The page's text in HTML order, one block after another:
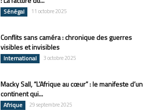
Sénégal 11 octobre 2025
Conflits sans caméra : chronique des guerres
visibles et invisibles
International 3 octobre 2025
Macky Sall, “L’Afrique au cœur” : le manifeste d’un
continent qui...
Afrique 29 septembre 2025